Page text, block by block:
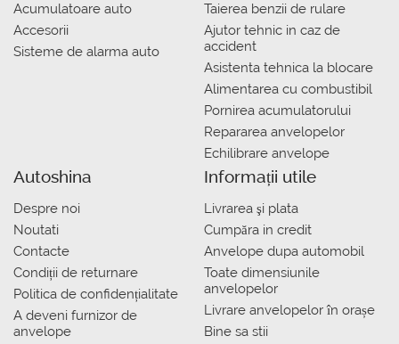
Acumulatoare auto
Accesorii
Sisteme de alarma auto
Taierea benzii de rulare
Ajutor tehnic in caz de
accident
Asistenta tehnica la blocare
Alimentarea cu combustibil
Pornirea acumulatorului
Repararea anvelopelor
Echilibrare anvelope
Autoshina
Despre noi
Noutati
Contacte
Condiții de returnare
Politica de confidențialitate
A deveni furnizor de
anvelope
Informații utile
Livrarea şi plata
Сumpăra in credit
Anvelope dupa automobil
Toate dimensiunile
anvelopelor
Livrare anvelopelor în orașe
Bine sa stii